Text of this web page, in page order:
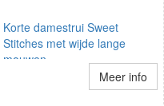
Korte damestrui Sweet
Stitches met wijde lange
mouwen
Meer info